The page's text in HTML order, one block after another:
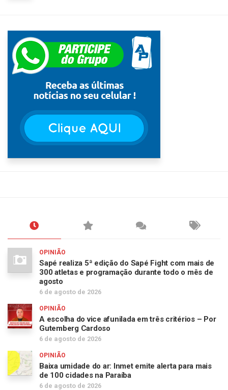
OPINIÃO
Sapé realiza 5ª edição do Sapé Fight com mais de
300 atletas e programação durante todo o mês de
agosto
6 de agosto de 2026
OPINIÃO
A escolha do vice afunilada em três critérios – Por
Gutemberg Cardoso
6 de agosto de 2026
OPINIÃO
Baixa umidade do ar: Inmet emite alerta para mais
de 100 cidades na Paraíba
6 de agosto de 2026